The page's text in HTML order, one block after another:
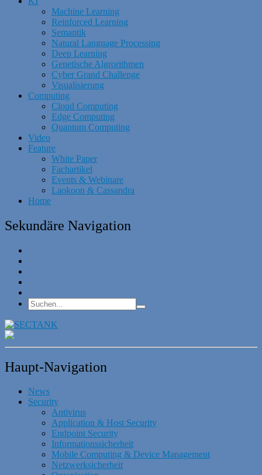
Machine Learning
Reinforced Learning
Semantik
Natural Language Processing
Deep Learning
Genetische Algrorithmen
Cyber Grand Challenge
Visualisierung
Computing
Cloud Computing
Edge Computing
Quantum Computing
Video
Feature
White Paper
Fachartikel
Events & Webinare
Laokoon & Cassandra
Home
Sekundäre Navigation
Haupt-Navigation
News
Security
Antivirus
Application & Host Security
Endpoint Security
Informationssicherheit
Mobile Computing & Device Management
Netzwerksicherheit